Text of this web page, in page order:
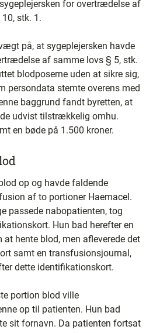
for overtrædelse af
stk. 1.
på, at sygeplejersken havde
af samme lovs § 5, stk.
blodposerne uden at sikre sig,
persondata stemte overens med
baggrund fandt byretten, at
udvist tilstrækkelig omhu.
en bøde på 1.500 kroner.
op og havde faldende
af to portioner Haemacel.
passede nabopatienten, tog
Hun bad herefter en
at hente blod, men afleverede det
samt en transfusionsjournal,
dette identifikationskort.
portion blod ville
op til patienten. Hun bad
sit fornavn. Da patienten fortsat